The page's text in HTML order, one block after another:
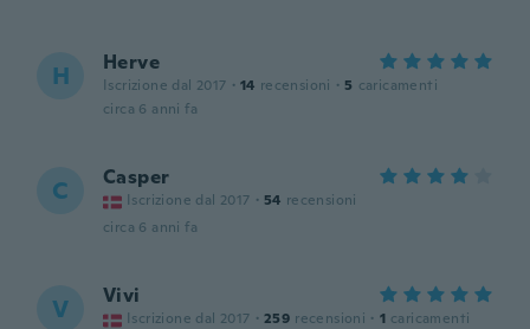
H Herve
Iscrizione dal 2017 · 14 recensioni · 5 caricamenti
circa 6 anni fa
C Casper
Iscrizione dal 2017 · 54 recensioni
circa 6 anni fa
V Vivi
Iscrizione dal 2017 · 259 recensioni · 1 caricamenti